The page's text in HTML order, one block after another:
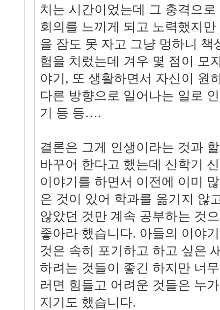
치는 시간이었는데 그 충격으
회의를 느끼게 되고 노력했지
을 잠도 못 자고 그냥 멍하니 책
험을 치렀는데 겨우 몇 점이 모
야기, 또 생활하면서 자신이 원
다른 방향으로 일어나는 일로
기 등 등….
결론은 그게 인생이라는 것과
바꾸어 한다고 했는데 신학기
이야기를 하면서 이전에 이미
은 것이 있어 학과를 옮기지 않
않았던 것만 계속 공부하는 것
좋아라 했습니다. 아들의 이야
것은 속히 포기하고 하고 싶은
하려는 것들이 좋긴 하지만 너
러면 힘들고 어려운 것들은 누
지기도 했습니다.